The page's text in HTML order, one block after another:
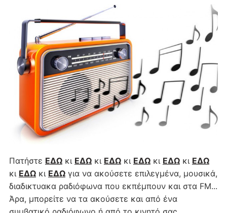
Πατήστε ΕΔΩκι ΕΔΩκι ΕΔΩκι ΕΔΩκι ΕΔΩκι ΕΔΩ
κι ΕΔΩκι ΕΔΩγια να ακούσετε επιλεγμένα, μουσικά,
διαδικτυακα ραδιόφωνα που εκπέμπουν και στα FM...
Άρα, μπορείτε να τα ακούσετε και από ένα